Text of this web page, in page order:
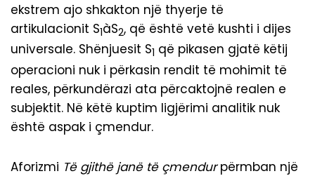
ekstrem ajo shkakton një thyerje të
artikulacionit S1àS2, që është vetë kushti i dijes
universale. Shënjuesit S1 që pikasen gjatë këtij
operacioni nuk i përkasin rendit të mohimit të
reales, përkundërazi ata përcaktojnë realen e
subjektit. Në këtë kuptim ligjërimi analitik nuk
është aspak i çmendur.
Aforizmi Të gjithë janë të çmendurpërmban një